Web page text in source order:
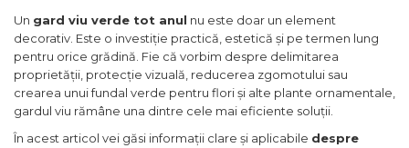
Un gard viu verde tot anul nu este doar un element
decorativ. Este o investiție practică, estetică și pe termen lung
pentru orice grădină. Fie că vorbim despre delimitarea
proprietății, protecție vizuală, reducerea zgomotului sau
crearea unui fundal verde pentru flori și alte plante ornamentale,
gardul viu rămâne una dintre cele mai eficiente soluții.
În acest articol vei găsi informații clare și aplicabile despre